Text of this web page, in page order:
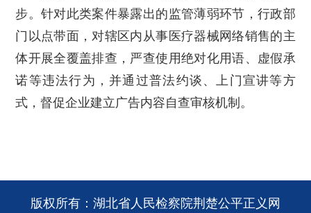
步。针对此类案件暴露出的监管薄弱环节，行政部
门以点带面，对辖区内从事医疗器械网络销售的主
体开展全覆盖排查，严查使用绝对化用语、虚假承
诺等违法行为，并通过普法约谈、上门宣讲等方
式，督促企业建立广告内容自查审核机制。
版权所有：湖北省人民检察院荆楚公平正义网